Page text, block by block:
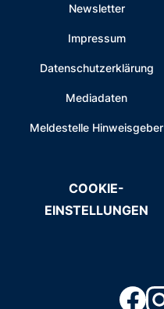
Newsletter
Impressum
Datenschutzerklärung
Mediadaten
Meldestelle Hinweisgeber
COOKIE-
EINSTELLUNGEN